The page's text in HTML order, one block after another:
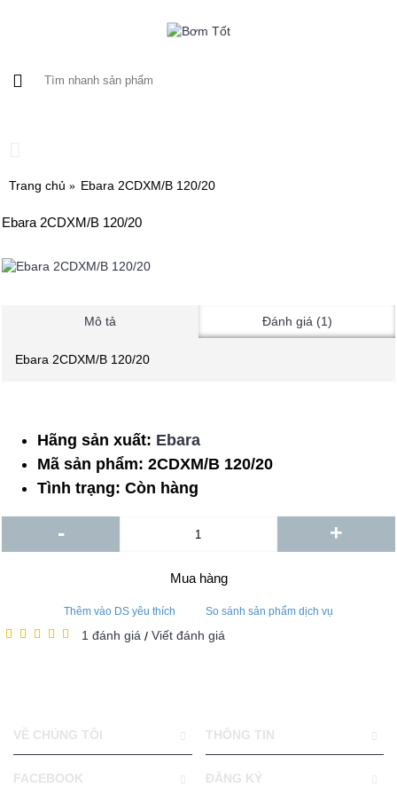
Trang chủ Ebara 2CDXM/B 120/20
Ebara 2CDXM/B 120/20
Mô tả Đánh giá (1)
Ebara 2CDXM/B 120/20
Hãng sản xuất: Ebara
Mã sản phẩm: 2CDXM/B 120/20
Tình trạng: Còn hàng
- +
Mua hàng
Thêm vào DS yêu thích So sánh sản phẩm dịch vụ
1 đánh giá / Viết đánh giá
VỀ CHÚNG TÔI THÔNG TIN
FACEBOOK ĐĂNG KÝ